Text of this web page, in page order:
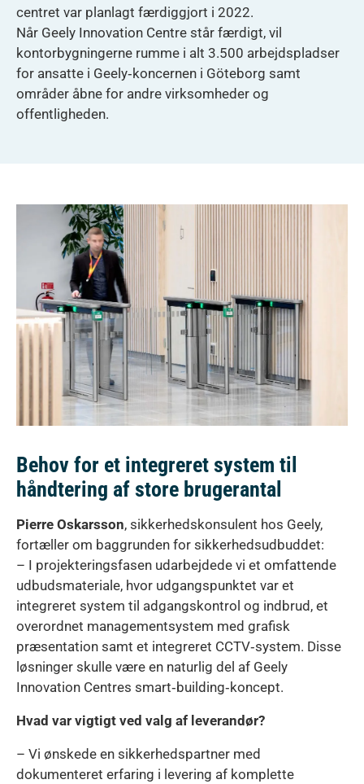
centret var planlagt færdiggjort i 2022.
Når Geely Innovation Centre står færdigt, vil
kontorbygningerne rumme i alt 3.500 arbejdspladser
for ansatte i Geely‑koncernen i Göteborg samt
områder åbne for andre virksomheder og
offentligheden.
Behov for et integreret system til
håndtering af store brugerantal
Pierre Oskarsson, sikkerhedskonsulent hos Geely,
fortæller om baggrunden for sikkerhedsudbuddet:
– I projekteringsfasen udarbejdede vi et omfattende
udbudsmateriale, hvor udgangspunktet var et
integreret system til adgangskontrol og indbrud, et
overordnet managementsystem med grafisk
præsentation samt et integreret CCTV‑system. Disse
løsninger skulle være en naturlig del af Geely
Innovation Centres smart‑building‑koncept.
Hvad var vigtigt ved valg af leverandør?
– Vi ønskede en sikkerhedspartner med
dokumenteret erfaring i levering af komplette